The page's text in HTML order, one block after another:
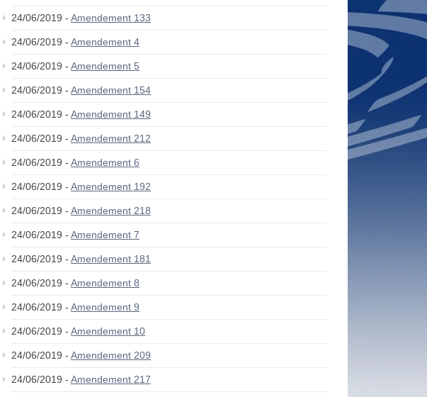
24/06/2019 - Amendement 133
24/06/2019 - Amendement 4
24/06/2019 - Amendement 5
24/06/2019 - Amendement 154
24/06/2019 - Amendement 149
24/06/2019 - Amendement 212
24/06/2019 - Amendement 6
24/06/2019 - Amendement 192
24/06/2019 - Amendement 218
24/06/2019 - Amendement 7
24/06/2019 - Amendement 181
24/06/2019 - Amendement 8
24/06/2019 - Amendement 9
24/06/2019 - Amendement 10
24/06/2019 - Amendement 209
24/06/2019 - Amendement 217